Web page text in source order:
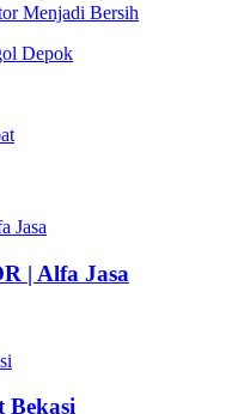
Menjadi Bersih
Depok
| Alfa Jasa
Bekasi